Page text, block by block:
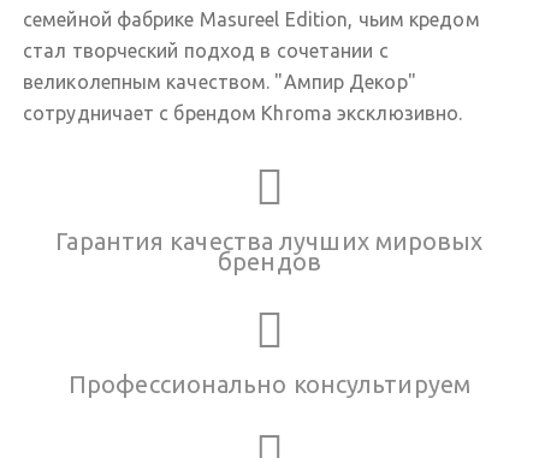
семейной фабрике Masureel Edition, чьим кредом
стал творческий подход в сочетании с
великолепным качеством. "Ампир Декор"
сотрудничает с брендом Khroma эксклюзивно.
Гарантия качества лучших мировых
брендов
Профессионально консультируем